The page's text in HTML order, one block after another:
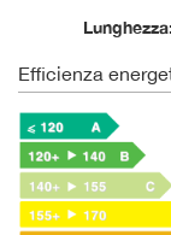
Efficienza